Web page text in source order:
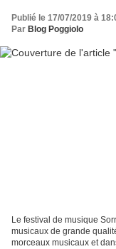
Publié le 17/07/2019 à
Par Blog Poggiolo
Le festival de musique
musicaux de grande
morceaux musicaux et